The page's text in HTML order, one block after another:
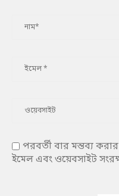
পরবর্তী বার মন্তব্য
ইমেল এবং ওয়েবসাইট